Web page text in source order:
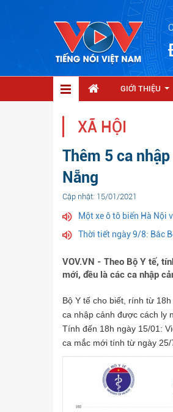
GIỚI THIỆU
XÃ HỘI
Thêm 5 ca
Nẵng
Cập nhật: 15/01/2021
Một xe ô tô biển Hà Nội
Thời tiết ngày 9/8: Bắc
VOV.VN - Theo Bộ Y tế,
mới, đều là các ca nhập
Bộ Y tế cho biết, rính từ
ca nhập cảnh được cách ly
Tính đến 18h ngày 15/01:
ca mắc mới tính từ ngày 25/